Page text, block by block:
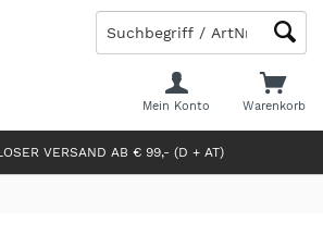
VERSAND AB € 99,- (D + AT)
Warenkorb
Mein Konto